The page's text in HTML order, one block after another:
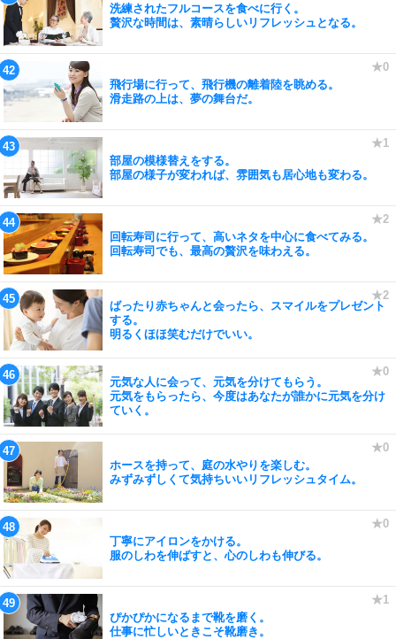
洗練されたフルコースを食べに行く。
贅沢な時間は、素晴らしいリフレッシュとなる。
飛行場に行って、飛行機の離着陸を眺める。
滑走路の上は、夢の舞台だ。
部屋の模様替えをする。
部屋の様子が変われば、雰囲気も居心地も変わる。
回転寿司に行って、高いネタを中心に食べてみる。
回転寿司でも、最高の贅沢を味わえる。
ばったり赤ちゃんと会ったら、スマイルをプレゼント
する。
明るくほほ笑むだけでいい。
元気な人に会って、元気を分けてもらう。
元気をもらったら、今度はあなたが誰かに元気を分け
ていく。
ホースを持って、庭の水やりを楽しむ。
みずみずしくて気持ちいいリフレッシュタイム。
丁寧にアイロンをかける。
服のしわを伸ばすと、心のしわも伸びる。
ぴかぴかになるまで靴を磨く。
仕事に忙しいときこそ靴磨き。